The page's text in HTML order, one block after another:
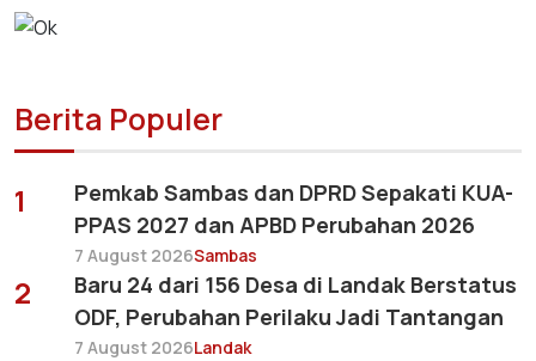
Berita Populer
1
Pemkab Sambas dan DPRD Sepakati KUA-
PPAS 2027 dan APBD Perubahan 2026
7 August 2026Sambas
2
Baru 24 dari 156 Desa di Landak Berstatus
ODF, Perubahan Perilaku Jadi Tantangan
7 August 2026Landak